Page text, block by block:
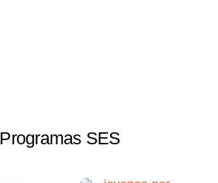
Programas SES